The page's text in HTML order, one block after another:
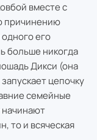
вместе с
причинению
его
больше никогда
Дикси (она
цепочку
семейные
то и всяческая